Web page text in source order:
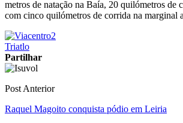
metros de natação na Baía, 20 quilómetros de
com cinco quilómetros de corrida na marginal
Triatlo
Partilhar
Post Anterior
Raquel Magoito conquista pódio em Leiria